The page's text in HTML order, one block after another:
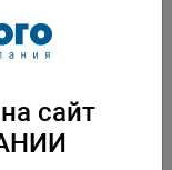
сайт